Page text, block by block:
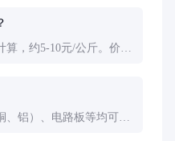
，约5-10元/公斤。价格
铝）、电路板等均可回